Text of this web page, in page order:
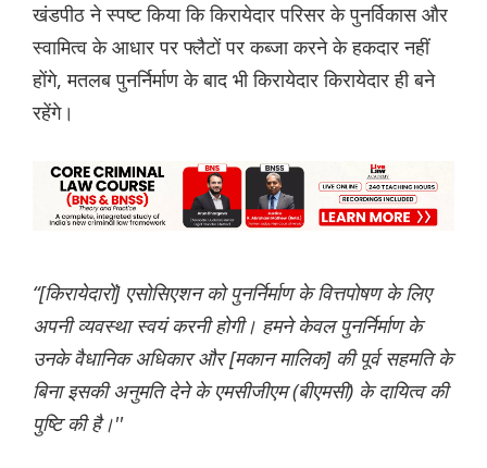
खंडपीठ ने स्पष्ट किया कि किरायेदार परिसर के पुनर्विकास और
स्वामित्व के आधार पर फ्लैटों पर कब्जा करने के हकदार नहीं
होंगे, मतलब पुनर्निर्माण के बाद भी किरायेदार किरायेदार ही बने
रहेंगे।
“[किरायेदारों] एसोसिएशन को पुनर्निर्माण के वित्तपोषण के लिए
अपनी व्यवस्था स्वयं करनी होगी। हमने केवल पुनर्निर्माण के
उनके वैधानिक अधिकार और [मकान मालिक] की पूर्व सहमति के
बिना इसकी अनुमति देने के एमसीजीएम (बीएमसी) के दायित्व की
पुष्टि की है।''